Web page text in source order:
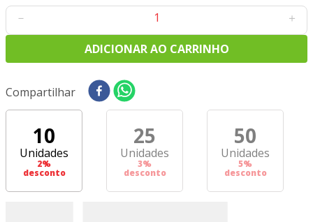
＋
－
ADICIONAR AO CARRINHO
Compartilhar
10
Unidades
2%
desconto
25
Unidades
3%
desconto
50
Unidades
5%
desconto